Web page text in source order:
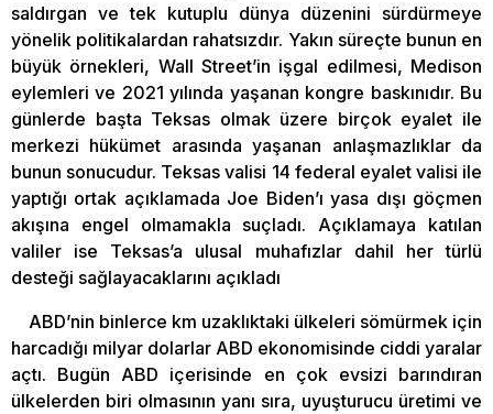
saldırgan ve tek kutuplu dünya düzenini sürdürmeye
yönelik politikalardan rahatsızdır. Yakın süreçte bunun en
büyük örnekleri, Wall Street’in işgal edilmesi, Medison
eylemleri ve 2021 yılında yaşanan kongre baskınıdır. Bu
günlerde başta Teksas olmak üzere birçok eyalet ile
merkezi hükümet arasında yaşanan anlaşmazlıklar da
bunun sonucudur. Teksas valisi 14 federal eyalet valisi ile
yaptığı ortak açıklamada Joe Biden’ı yasa dışı göçmen
akışına engel olmamakla suçladı. Açıklamaya katılan
valiler ise Teksas’a ulusal muhafızlar dahil her türlü
desteği sağlayacaklarını açıkladı
ABD’nin binlerce km uzaklıktaki ülkeleri sömürmek için
harcadığı milyar dolarlar ABD ekonomisinde ciddi yaralar
açtı. Bugün ABD içerisinde en çok evsizi barındıran
ülkelerden biri olmasının yanı sıra, uyuşturucu üretimi ve